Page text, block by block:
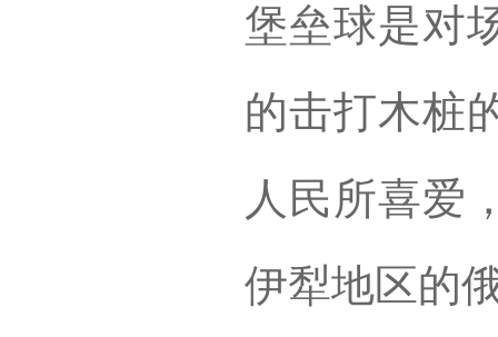
堡垒球是对
的击打木桩
人民所喜爱
伊犁地区的